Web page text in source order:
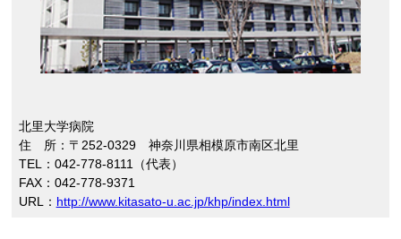
北里大学病院
住 所：〒252-0329 神奈川県相模原市南区北里
TEL：042-778-8111（代表）
FAX：042-778-9371
URL： http://www.kitasato-u.ac.jp/khp/index.html